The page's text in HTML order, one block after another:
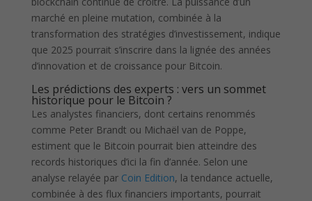
marché en pleine mutation, combinée à la
transformation des stratégies d’investissement, indique
que 2025 pourrait s’inscrire dans la lignée des années
d’innovation et de croissance pour Bitcoin.
Les prédictions des experts : vers un sommet
historique pour le Bitcoin ?
Les analystes financiers, dont certains renommés
comme Peter Brandt ou Michaël van de Poppe,
estiment que le Bitcoin pourrait bien atteindre des
records historiques d’ici la fin d’année. Selon une
analyse relayée par Coin Edition, la tendance actuelle,
combinée à des flux financiers importants, pourrait